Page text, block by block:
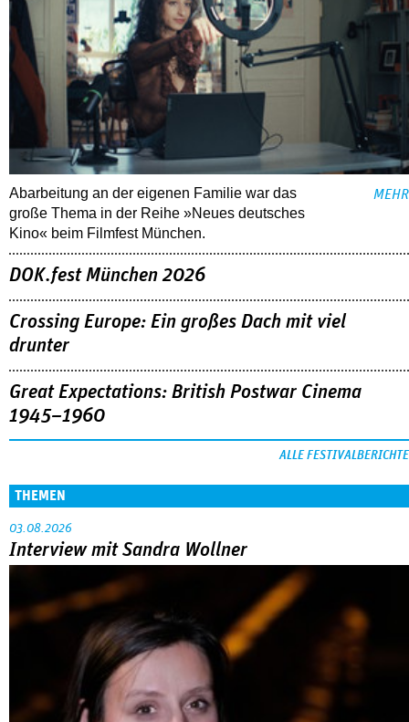
Abarbeitung an der eigenen Familie war das
große Thema in der Reihe »Neues deutsches
Kino« beim Filmfest München.
MEHR
DOK.fest München 2026
Crossing Europe: Ein großes Dach mit viel
drunter
Great Expectations: British Postwar Cinema
1945–1960
ALLE FESTIVALBERICHTE
THEMEN
03.08.2026
Interview mit Sandra Wollner